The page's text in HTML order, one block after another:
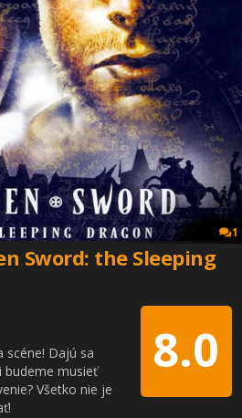
1
Sword: the Sleeping
8.0
scéne! Dajú sa
budeme musieť
Všetko nie je